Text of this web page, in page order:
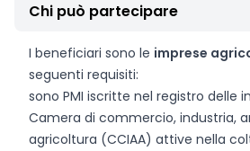
Chi può partecipare
I beneficiari sono le imprese
seguenti requisiti:
sono PMI iscritte nel registro delle
Camera di commercio, industria,
agricoltura (CCIAA) attive nella